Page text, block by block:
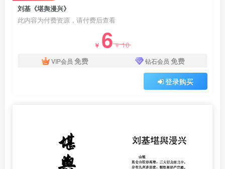
刘基《堪舆漫兴》
此内容为付费资源，请付费后查看
￥ 6￥10
VIP会员 免费 钻石会员 免费
登录购买